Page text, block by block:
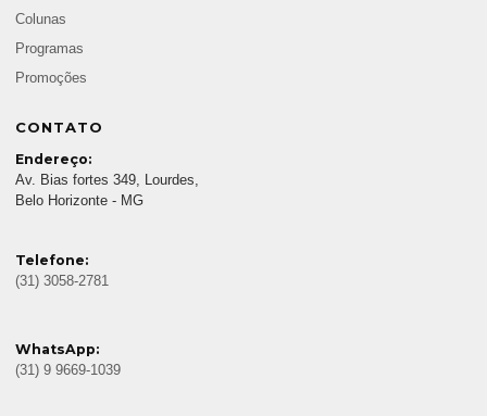
Colunas
Programas
Promoções
CONTATO
Endereço:
Av. Bias fortes 349, Lourdes,
Belo Horizonte - MG
Telefone:
(31) 3058-2781
WhatsApp:
(31) 9 9669-1039